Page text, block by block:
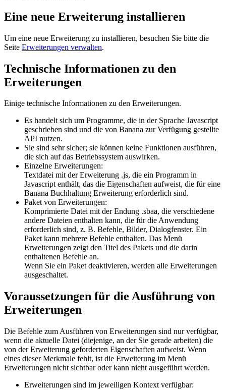
Eine neue Erweiterung installieren
Um eine neue Erweiterung zu installieren, besuchen Sie bitte die
Seite Erweiterungen verwalten.
Technische Informationen zu den
Erweiterungen
Einige technische Informationen zu den Erweiterungen.
Es handelt sich um Programme, die in der Sprache Javascript
geschrieben sind und die von Banana zur Verfügung gestellte
API nutzen.
Sie sind sehr sicher; sie können keine Funktionen ausführen,
die sich auf das Betriebssystem auswirken.
Einzelne Erweiterungen:
Textdatei mit der Erweiterung .js, die ein Programm in
Javascript enthält, das die Eigenschaften aufweist, die für eine
Banana Buchhaltung Erweiterung erforderlich sind.
Paket von Erweiterungen:
Komprimierte Datei mit der Endung .sbaa, die verschiedene
andere Dateien enthalten kann, die für die Anwendung
erforderlich sind, z. B. Befehle, Bilder, Dialogfenster. Ein
Paket kann mehrere Befehle enthalten. Das Menü
Erweiterungen zeigt den Titel des Pakets und die darin
enthaltenen Befehle an.
Wenn Sie ein Paket deaktivieren, werden alle Erweiterungen
ausgeschaltet.
Voraussetzungen für die Ausführung von
Erweiterungen
Die Befehle zum Ausführen von Erweiterungen sind nur verfügbar,
wenn die aktuelle Datei (diejenige, an der Sie gerade arbeiten) die
von der Erweiterung geforderten Eigenschaften aufweist. Wenn
eines dieser Merkmale fehlt, ist die Erweiterung im Menü
Erweiterungen nicht sichtbar oder kann nicht ausgeführt werden.
Erweiterungen sind im jeweiligen Kontext verfügbar: